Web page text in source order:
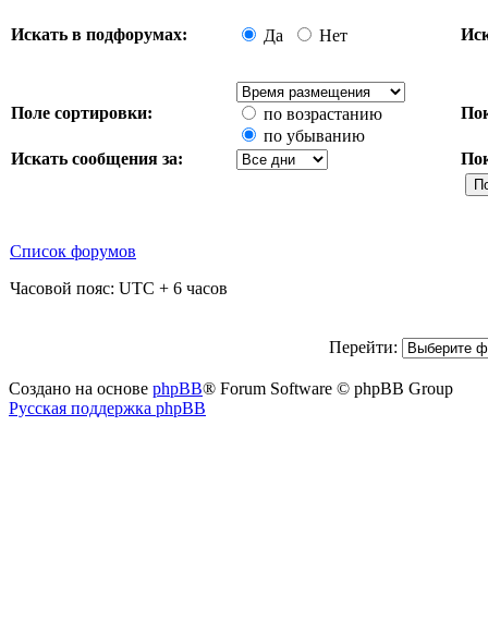
Искать в подфорумах: Да Нет
Поле сортировки:
по возрастанию
по убыванию
Искать сообщения за:
Список форумов
Часовой пояс: UTC + 6 часов
Перейти:
Создано на основе phpBB® Forum Software © phpBB Group
Русская поддержка phpBB